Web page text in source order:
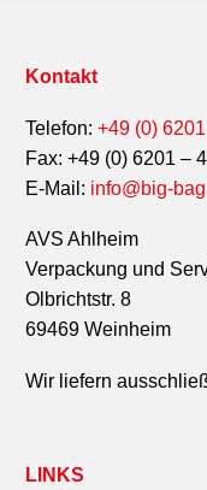
Kontakt
Telefon: +49 (0)
Fax: +49 (0) 6201 –
E-Mail: info@big-
AVS Ahlheim
Verpackung und
Olbrichtstr. 8
69469 Weinheim
Wir liefern
LINKS